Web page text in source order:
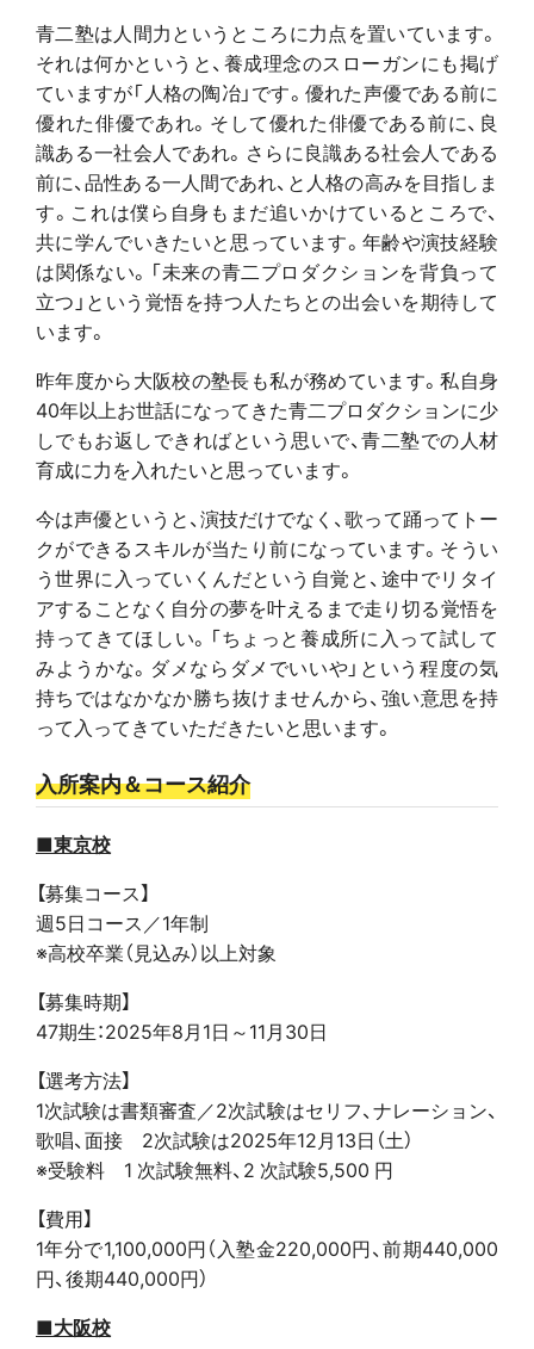
青二塾は人間力というところに力点を置いています。
それは何かというと、養成理念のスローガンにも掲げ
ていますが「人格の陶冶」です。優れた声優である前に
優れた俳優であれ。そして優れた俳優である前に、良
識ある一社会人であれ。さらに良識ある社会人である
前に、品性ある一人間であれ、と人格の高みを目指しま
す。これは僕ら自身もまだ追いかけているところで、
共に学んでいきたいと思っています。年齢や演技経験
は関係ない。「未来の青二プロダクションを背負って
立つ」という覚悟を持つ人たちとの出会いを期待して
います。
昨年度から大阪校の塾長も私が務めています。私自身
40年以上お世話になってきた青二プロダクションに少
しでもお返しできればという思いで、青二塾での人材
育成に力を入れたいと思っています。
今は声優というと、演技だけでなく、歌って踊ってトー
クができるスキルが当たり前になっています。そうい
う世界に入っていくんだという自覚と、途中でリタイ
アすることなく自分の夢を叶えるまで走り切る覚悟を
持ってきてほしい。「ちょっと養成所に入って試して
みようかな。ダメならダメでいいや」という程度の気
持ちではなかなか勝ち抜けませんから、強い意思を持
って入ってきていただきたいと思います。
入所案内＆コース紹介
■東京校
【募集コース】
週5日コース／1年制
※高校卒業（見込み）以上対象
【募集時期】
47期生：2025年8月1日～11月30日
【選考方法】
1次試験は書類審査／2次試験はセリフ、ナレーション、
歌唱、面接 2次試験は2025年12月13日（土）
※受験料 1 次試験無料、2 次試験5,500 円
【費用】
1年分で1,100,000円（入塾金220,000円、前期440,000
円、後期440,000円）
■大阪校